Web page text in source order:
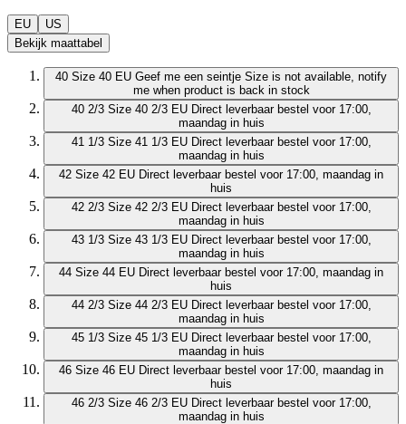
EU
US
Bekijk maattabel
40 Size 40 EU Geef me een seintje Size is not available, notify
me when product is back in stock
40 2/3 Size 40 2/3 EU Direct leverbaar bestel voor 17:00,
maandag in huis
41 1/3 Size 41 1/3 EU Direct leverbaar bestel voor 17:00,
maandag in huis
42 Size 42 EU Direct leverbaar bestel voor 17:00, maandag in
huis
42 2/3 Size 42 2/3 EU Direct leverbaar bestel voor 17:00,
maandag in huis
43 1/3 Size 43 1/3 EU Direct leverbaar bestel voor 17:00,
maandag in huis
44 Size 44 EU Direct leverbaar bestel voor 17:00, maandag in
huis
44 2/3 Size 44 2/3 EU Direct leverbaar bestel voor 17:00,
maandag in huis
45 1/3 Size 45 1/3 EU Direct leverbaar bestel voor 17:00,
maandag in huis
46 Size 46 EU Direct leverbaar bestel voor 17:00, maandag in
huis
46 2/3 Size 46 2/3 EU Direct leverbaar bestel voor 17:00,
maandag in huis